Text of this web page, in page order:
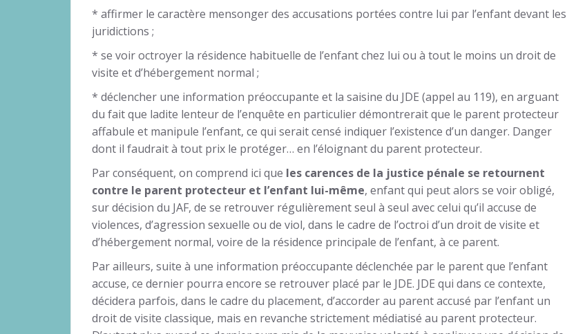
* affirmer le caractère mensonger des accusations portées contre lui par l’enfant devant les
juridictions ;
* se voir octroyer la résidence habituelle de l’enfant chez lui ou à tout le moins un droit de
visite et d’hébergement normal ;
* déclencher une information préoccupante et la saisine du JDE (appel au 119), en arguant
du fait que ladite lenteur de l’enquête en particulier démontrerait que le parent protecteur
affabule et manipule l’enfant, ce qui serait censé indiquer l’existence d’un danger. Danger
dont il faudrait à tout prix le protéger… en l’éloignant du parent protecteur.
Par conséquent, on comprend ici que les carences de la justice pénale se retournent
contre le parent protecteur et l’enfant lui-même, enfant qui peut alors se voir obligé,
sur décision du JAF, de se retrouver régulièrement seul à seul avec celui qu’il accuse de
violences, d’agression sexuelle ou de viol, dans le cadre de l’octroi d’un droit de visite et
d’hébergement normal, voire de la résidence principale de l’enfant, à ce parent.
Par ailleurs, suite à une information préoccupante déclenchée par le parent que l’enfant
accuse, ce dernier pourra encore se retrouver placé par le JDE. JDE qui dans ce contexte,
décidera parfois, dans le cadre du placement, d’accorder au parent accusé par l’enfant un
droit de visite classique, mais en revanche strictement médiatisé au parent protecteur.